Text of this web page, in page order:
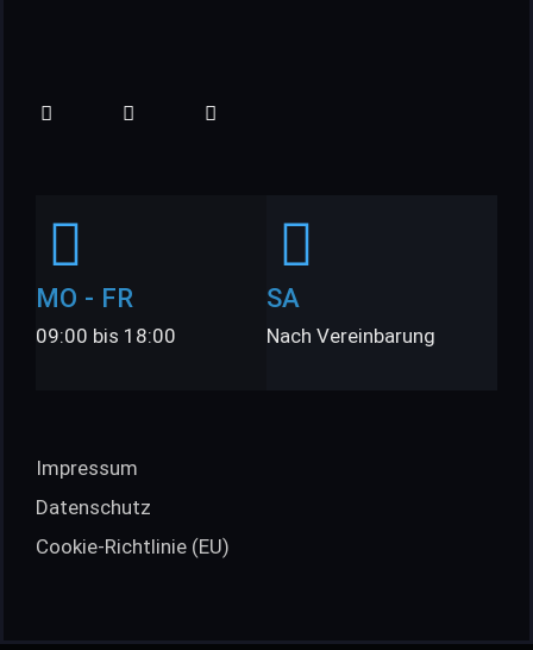
MO - FR
09:00 bis 18:00
SA
Nach Vereinbarung
Impressum
Datenschutz
Cookie-Richtlinie (EU)